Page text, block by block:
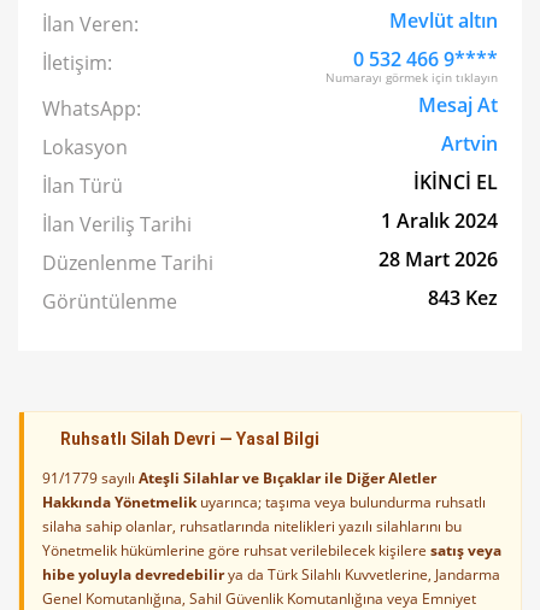
İlan Veren:
Mevlüt altın
İletişim:
0 532 466 9****
Numarayı görmek için tıklayın
WhatsApp:
Mesaj At
Lokasyon
Artvin
İlan Türü
İKİNCİ EL
İlan Veriliş Tarihi
1 Aralık 2024
Düzenlenme Tarihi
28 Mart 2026
Görüntülenme
843 Kez
Ruhsatlı Silah Devri — Yasal Bilgi
91/1779 sayılı Ateşli Silahlar ve Bıçaklar ile Diğer Aletler
Hakkında Yönetmelikuyarınca; taşıma veya bulundurma ruhsatlı
silaha sahip olanlar, ruhsatlarında nitelikleri yazılı silahlarını bu
Yönetmelik hükümlerine göre ruhsat verilebilecek kişilere satış veya
hibe yoluyla devredebilirya da Türk Silahlı Kuvvetlerine, Jandarma
Genel Komutanlığına, Sahil Güvenlik Komutanlığına veya Emniyet